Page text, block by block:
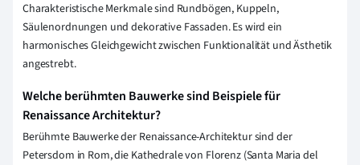
Charakteristische Merkmale sind Rundbögen, Kuppeln,
Säulenordnungen und dekorative Fassaden. Es wird ein
harmonisches Gleichgewicht zwischen Funktionalität und Ästhetik
angestrebt.
Welche berühmten Bauwerke sind Beispiele für
Renaissance Architektur?
Berühmte Bauwerke der Renaissance-Architektur sind der
Petersdom in Rom, die Kathedrale von Florenz (Santa Maria del